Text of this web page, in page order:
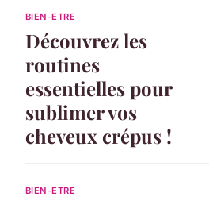
BIEN-ETRE
Découvrez les
routines
essentielles pour
sublimer vos
cheveux crépus !
BIEN-ETRE